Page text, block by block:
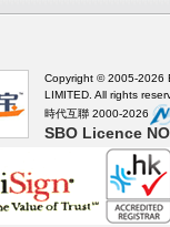
Copyright © 2005-2026
LIMITED. All rights
時代互聯 2000-2026
SBO Licence